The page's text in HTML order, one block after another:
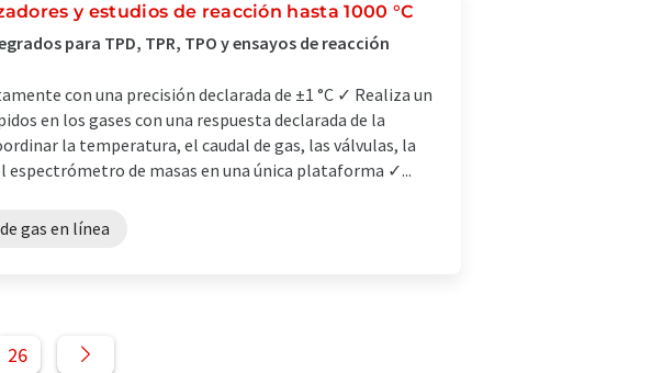
y estudios de reacción hasta 1000 °C
para TPD, TPR, TPO y ensayos de reacción
con una precisión declarada de ±1 °C ✓ Realiza un
en los gases con una respuesta declarada de la
la temperatura, el caudal de gas, las válvulas, la
espectrómetro de masas en una única plataforma ✓...
gas en línea
26